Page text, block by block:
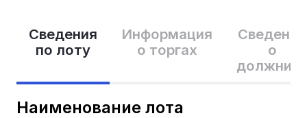
Сведения
по лоту
Информация
о торгах
Сведения
о
Наименование лота